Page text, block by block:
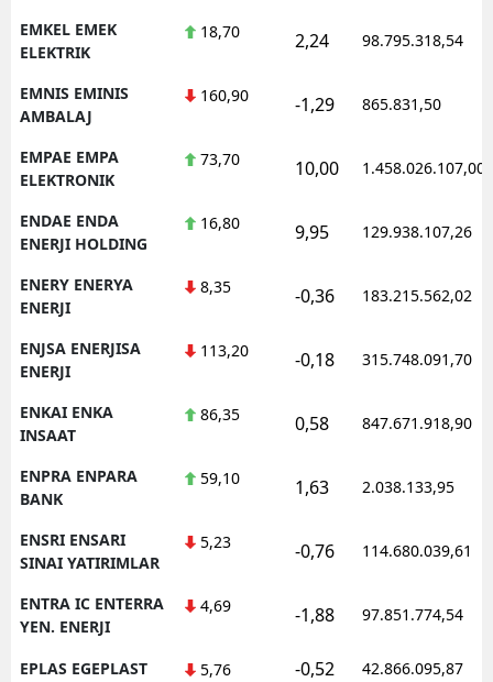
EMKEL EMEK
ELEKTRIK
18,70 2,24 98.795.318,54
EMNIS EMINIS
AMBALAJ
160,90 -1,29 865.831,50
EMPAE EMPA
ELEKTRONIK
73,70 10,00 1.458.026.107,00
ENDAE ENDA
ENERJI HOLDING
16,80 9,95 129.938.107,26
ENERY ENERYA
ENERJI
8,35 -0,36 183.215.562,02
ENJSA ENERJISA
ENERJI
113,20 -0,18 315.748.091,70
ENKAI ENKA
INSAAT
86,35 0,58 847.671.918,90
ENPRA ENPARA
BANK
59,10 1,63 2.038.133,95
ENSRI ENSARI
SINAI YATIRIMLAR
5,23 -0,76 114.680.039,61
ENTRA IC ENTERRA
YEN. ENERJI
4,69 -1,88 97.851.774,54
EPLAS EGEPLAST 5,76 -0,52 42.866.095,87